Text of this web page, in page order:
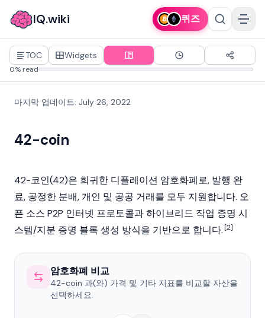
IQ.wiki 퀴즈
TOC Widgets
0% read
마지막 업데이트: July 26, 2022
42-coin
42-코인(42)은 희귀한 디플레이션 암호화폐로, 발행 완
료, 공정한 분배, 개인 및 공공 거래를 모두 지원합니다. 오
픈 소스 P2P 인터넷 프로토콜과 하이브리드 작업 증명 시
스템/지분 증명 블록 생성 방식을 기반으로 합니다.[2]
암호화폐 비교
42-coin 과(와) 가격 및 기타 지표를 비교할 자산을
선택하세요.